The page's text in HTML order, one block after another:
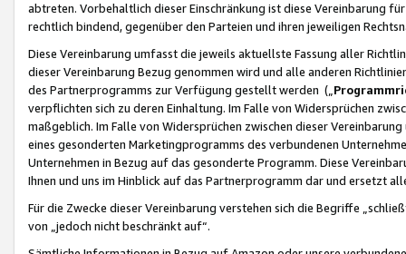
abtreten. Vorbehaltlich dieser Einschränkung ist diese Vereinbarung
rechtlich bindend, gegenüber den Parteien und ihren jeweiligen
Diese Vereinbarung umfasst die jeweils aktuellste Fassung aller
dieser Vereinbarung Bezug genommen wird und alle anderen
des Partnerprogramms zur Verfügung gestellt werden („
verpflichten sich zu deren Einhaltung. Im Falle von Widersprüchen
maßgeblich. Im Falle von Widersprüchen zwischen dieser
eines gesonderten Marketingprogramms des verbundenen
Unternehmen in Bezug auf das gesonderte Programm. Diese
Ihnen und uns im Hinblick auf das Partnerprogramm dar und ersetzt
Für die Zwecke dieser Vereinbarung verstehen sich die Begriffe
von „jedoch nicht beschränkt auf“.